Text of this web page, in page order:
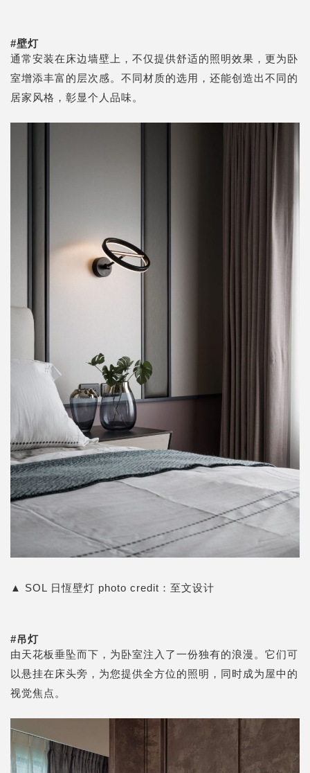
#壁灯
通常安装在床边墙壁上，不仅提供舒适的照明效果，更为卧
室增添丰富的层次感。不同材质的选用，还能创造出不同的
居家风格，彰显个人品味。
▲ SOL 日恆壁灯 photo credit： 至文设计
#吊灯
由天花板垂坠而下，为卧室注入了一份独有的浪漫。它们可
以悬挂在床头旁，为您提供全方位的照明，同时成为屋中的
视觉焦点。